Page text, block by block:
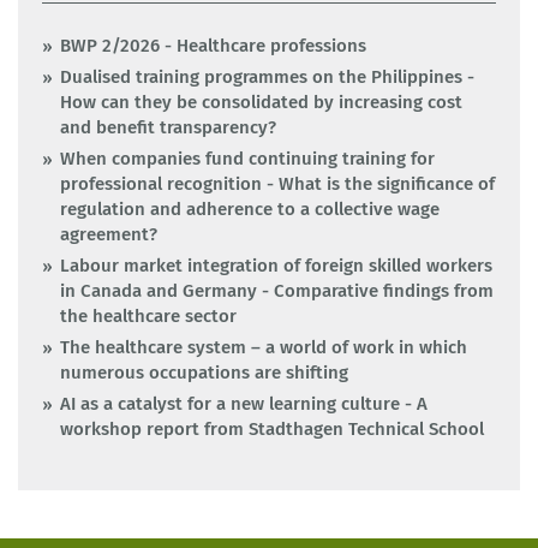
BWP 2/2026 - Healthcare professions
Dualised training programmes on the Philippines -
How can they be consolidated by increasing cost
and benefit transparency?
When companies fund continuing training for
professional recognition - What is the significance of
regulation and adherence to a collective wage
agreement?
Labour market integration of foreign skilled workers
in Canada and Germany - Comparative findings from
the healthcare sector
The healthcare system – a world of work in which
numerous occupations are shifting
AI as a catalyst for a new learning culture - A
workshop report from Stadthagen Technical School